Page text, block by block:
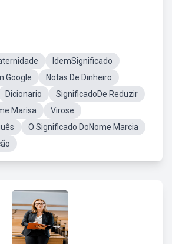
IdemSignificado
Google
Notas De Dinheiro
Dicionario
SignificadoDe Reduzir
Marisa
Virose
O Significado DoNome Marcia